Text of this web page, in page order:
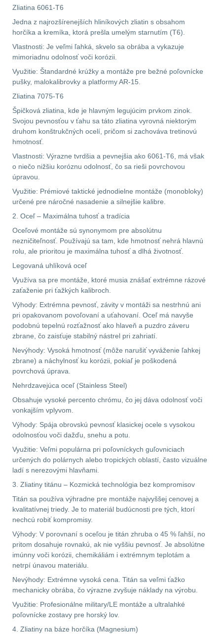
Montáže na hlaveň
Předpažbí 55
Pažby51
Raily, lišty, krytky66
Přední taktické
rukojeti50
Mechanická mířidla
30
Pistolové rukojeti
Dvojnožky39
Príslušenstvo18
Čistenie zbraní 39
AR1512
AK4710
.22 10
.223 (5.56mm)9
.243 .260 (6.5mm)
.270 .280 (7mm)8
.30 .308 (7.62mm)
11
12GA, 20GA 14
.40 .4111
.44 .4512
.357 .38 (9mm)12
1911 9
AR106
Náradie a nástroje k
zbraniam34
Zliatina 6061-T6
Jedna z najrozšírenejších hliníkových zliatin s obsahom
horčíka a kremíka, ktorá prešla umelým starnutím (T6).
Vlastnosti: Je veľmi ľahká, skvelo sa obrába a vykazuje
mimoriadnu odolnosť voči korózii.
Využitie: Štandardné krúžky a montáže pre bežné poľovnícke
pušky, malokalibrovky a platformy AR-15.
Zliatina 7075-T6
Špičková zliatina, kde je hlavným legujúcim prvkom zinok.
Svojou pevnosťou v ťahu sa táto zliatina vyrovná niektorým
druhom konštrukčných ocelí, pričom si zachováva tretinovú
hmotnosť.
Vlastnosti: Výrazne tvrdšia a pevnejšia ako 6061-T6, má však
o niečo nižšiu koróznu odolnosť, čo sa rieši povrchovou
úpravou.
Využitie: Prémiové taktické jednodielne montáže (monobloky)
určené pre náročné nasadenie a silnejšie kalibre.
2. Oceľ – Maximálna tuhosť a tradícia
Oceľové montáže sú synonymom pre absolútnu
nezničiteľnosť. Používajú sa tam, kde hmotnosť nehrá hlavnú
rolu, ale prioritou je maximálna tuhosť a dlhá životnosť.
Legovaná uhlíková oceľ
Využíva sa pre montáže, ktoré musia znášať extrémne rázové
zaťaženie pri ťažkých kalibroch.
Výhody: Extrémna pevnosť, závity v montáži sa nestrhnú ani
pri opakovanom povoľovaní a uťahovaní. Oceľ má navyše
podobnú tepelnú rozťažnosť ako hlaveň a puzdro záveru
zbrane, čo zaisťuje stabilný nástrel pri zahriatí.
Nevýhody: Vysoká hmotnosť (môže narušiť vyváženie ľahkej
zbrane) a náchylnosť ku korózii, pokiaľ je poškodená
povrchová úprava.
Nehrdzavejúca oceľ (Stainless Steel)
Obsahuje vysoké percento chrómu, čo jej dáva odolnosť voči
vonkajším vplyvom.
Výhody: Spája obrovskú pevnosť klasickej ocele s vysokou
odolnosťou voči dažďu, snehu a potu.
Využitie: Veľmi populárna pri poľovníckych guľovniciach
určených do polárnych alebo tropických oblastí, často vizuálne
ladí s nerezovými hlavňami.
3. Zliatiny titánu – Kozmická technológia bez kompromisov
Titán sa používa výhradne pre montáže najvyššej cenovej a
kvalitatívnej triedy. Je to materiál budúcnosti pre tých, ktorí
nechcú robiť kompromisy.
Výhody: V porovnaní s oceľou je titán zhruba o 45 % ľahší, no
pritom dosahuje rovnakú, ak nie vyššiu pevnosť. Je absolútne
imúnny voči korózii, chemikáliám i extrémnym teplotám a
netrpí únavou materiálu.
Nevýhody: Extrémne vysoká cena. Titán sa veľmi ťažko
mechanicky obrába, čo výrazne zvyšuje náklady na výrobu.
Využitie: Profesionálne military/LE montáže a ultralahké
poľovnícke zostavy pre horský lov.
4. Zliatiny na báze horčíka (Magnesium)